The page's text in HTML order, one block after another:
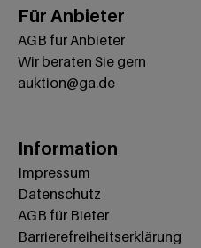
Für Anbieter
AGB für Anbieter
Wir beraten Sie gern
auktion@ga.de
Information
Impressum
Datenschutz
AGB für Bieter
Barrierefreiheitserklärung